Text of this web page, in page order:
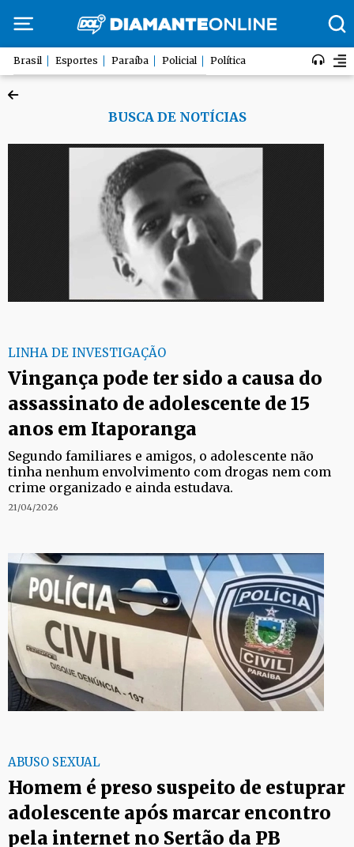
Brasil Esportes Paraíba Policial Política
BUSCA DE NOTÍCIAS
LINHA DE INVESTIGAÇÃO
Vingança pode ter sido a causa do
assassinato de adolescente de 15
anos em Itaporanga
Segundo familiares e amigos, o adolescente não
tinha nenhum envolvimento com drogas nem com
crime organizado e ainda estudava.
21/04/2026
ABUSO SEXUAL
Homem é preso suspeito de estuprar
adolescente após marcar encontro
pela internet no Sertão da PB